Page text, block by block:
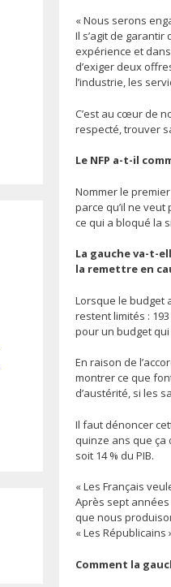
« Nous serons
Il s’agit de
expérience et
d’exiger deux
l’industrie, les
C’est au cœur de
respecté, trouver
Le NFP a-t-il
Nommer le
parce qu’il ne
ce qui a bloqué la
La gauche va-t-
la remettre en
Lorsque le budget
restent limités :
pour un budget
En raison de
montrer ce que
d’austérité, si les
Il faut dénoncer
quinze ans que ça
soit 14 % du PIB.
« Les Français
Après sept années
que nous
« Les Républicains
Comment la